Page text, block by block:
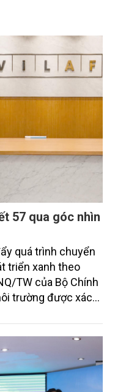
57 qua góc nhìn
quá trình chuyển
triển xanh theo
TW của Bộ Chính
trường được xác
cam kết bền vững
phát thải ròng